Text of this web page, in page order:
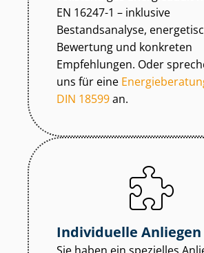
EN 16247-1 – inklusive
Bestandsanalyse,
Bewertung und konkreten
Empfehlungen. Oder
uns für eine
DIN 18599an.
Individuelle Anliegen